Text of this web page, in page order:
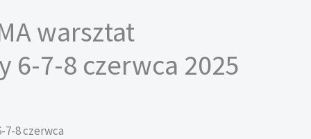
warsztat
6-7-8 czerwca 2025
7-8 czerwca